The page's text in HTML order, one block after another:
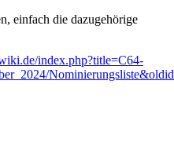
einfach die dazugehörige
index.php?title=C64-